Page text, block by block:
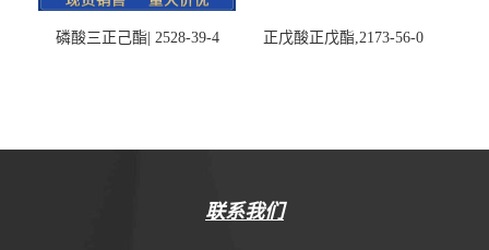
磷酸三正己酯| 2528-39-4 正戊酸正戊酯,2173-56-0
联系我们